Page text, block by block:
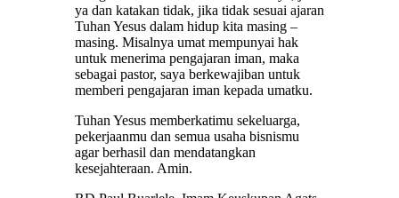
ya dan katakan tidak, jika tidak sesuai ajaran
Tuhan Yesus dalam hidup kita masing –
masing. Misalnya umat mempunyai hak
untuk menerima pengajaran iman, maka
sebagai pastor, saya berkewajiban untuk
memberi pengajaran iman kepada umatku.
Tuhan Yesus memberkatimu sekeluarga,
pekerjaanmu dan semua usaha bisnismu
agar berhasil dan mendatangkan
kesejahteraan. Amin.